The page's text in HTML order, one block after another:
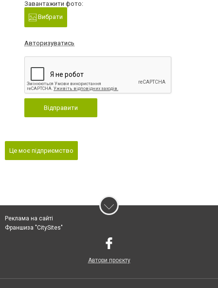
Завантажити фото:
Вибрати
Авторизуватись
Відправити
Це моє підприємство
Реклама на сайті
Франшиза "CitySites"
Автори проєкту